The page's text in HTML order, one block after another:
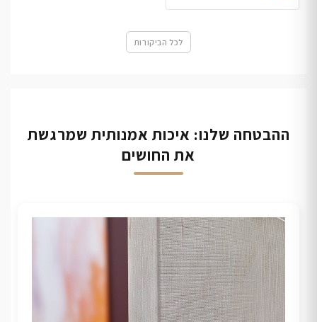
לכל הביקורות
ההבטחה שלנו: איכות אמנותית שמרגשת
את החושים